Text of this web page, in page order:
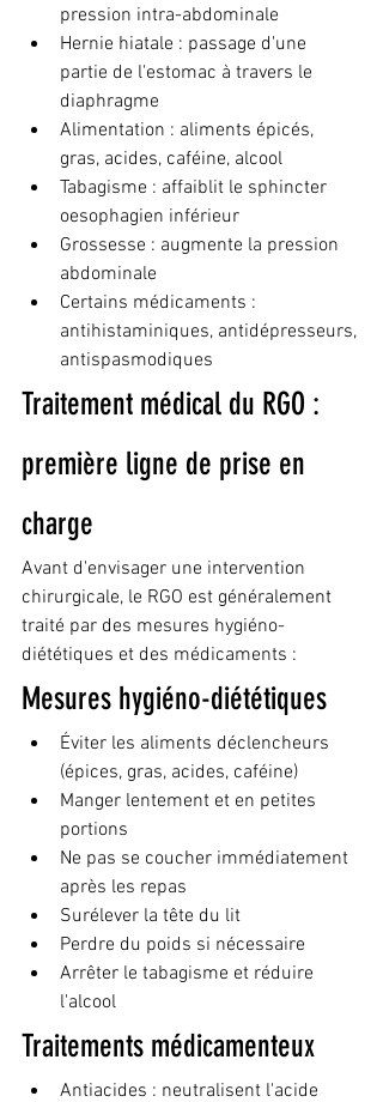
pression intra-abdominale
Hernie hiatale : passage d'une
partie de l'estomac à travers le
diaphragme
Alimentation : aliments épicés,
gras, acides, caféine, alcool
Tabagisme : affaiblit le sphincter
oesophagien inférieur
Grossesse : augmente la pression
abdominale
Certains médicaments :
antihistaminiques, antidépresseurs,
antispasmodiques
Traitement médical du RGO :
première ligne de prise en
charge
Avant d'envisager une intervention
chirurgicale, le RGO est généralement
traité par des mesures hygiéno-
diététiques et des médicaments :
Mesures hygiéno-diététiques
Éviter les aliments déclencheurs
(épices, gras, acides, caféine)
Manger lentement et en petites
portions
Ne pas se coucher immédiatement
après les repas
Surélever la tête du lit
Perdre du poids si nécessaire
Arrêter le tabagisme et réduire
l'alcool
Traitements médicamenteux
Antiacides : neutralisent l'acide